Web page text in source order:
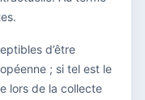
d’être
; si tel est le
lors de la collecte